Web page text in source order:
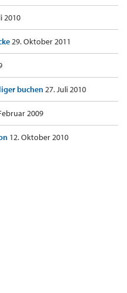
2010
29. Oktober 2011
buchen27. Juli 2010
2009
12. Oktober 2010